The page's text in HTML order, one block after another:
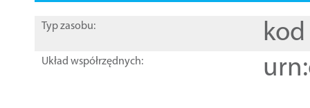
Typ zasobu: kod
Układ współrzędnych: